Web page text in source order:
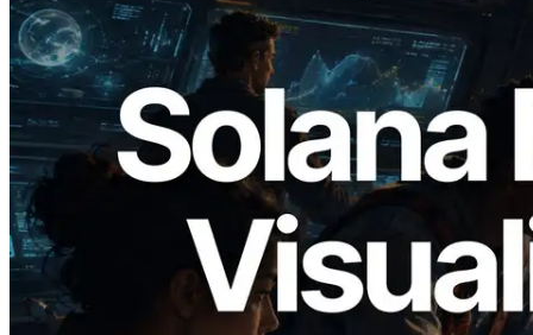
2026.05.24
Validators Solutions lança Solana Block
Analyzer — Visualizando o tempo de
produção de bloco por slot e o validador
responsável